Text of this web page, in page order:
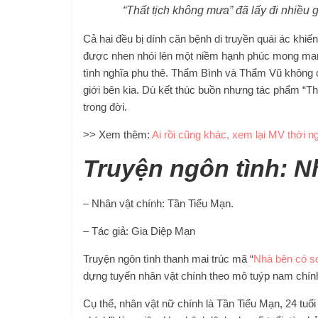
“Thất tịch không mưa” đã lấy đi
Cả hai đều bị dính căn bệnh di truyền quái ác
được nhen nhói lên một niềm hạnh phúc mong
tình nghĩa phu thê. Thẩm Bình và Thẩm Vũ
giới bên kia. Dù kết thúc buồn nhưng tác phẩm
trong đời.
>> Xem thêm: Ai rồi cũng khác, xem lại MV thời
Truyện ngôn tình:
– Nhân vật chính: Tần Tiểu Mạn.
– Tác giả: Gia Diệp Mạn
Truyện ngôn tình thanh mai trúc mã “Nhà bên có
dựng tuyến nhân vật chính theo mô tuýp nam
Cụ thể, nhân vật nữ chính là Tần Tiểu Mạn, 24